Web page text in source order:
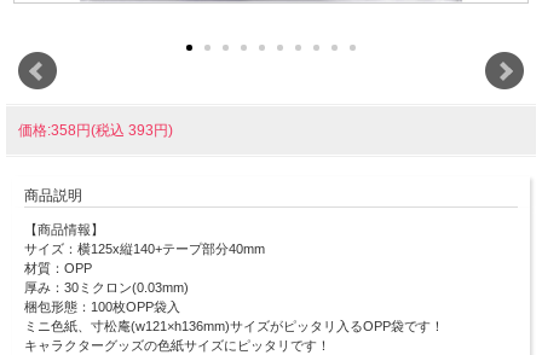
価格:358円(税込 393円)
商品説明
【商品情報】
サイズ：横125x縦140+テープ部分40mm
材質：OPP
厚み：30ミクロン(0.03mm)
梱包形態：100枚OPP袋入
ミニ色紙、寸松庵(w121×h136mm)サイズがピッタリ入るOPP袋です！
キャラクターグッズの色紙サイズにピッタリです！